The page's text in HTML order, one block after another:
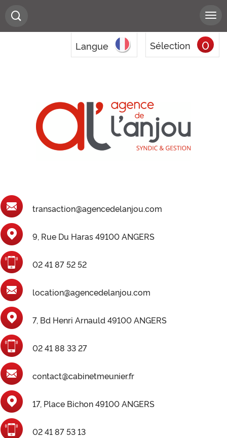
Langue Sélection 0
transaction@agencedelanjou.com
9, Rue Du Haras 49100 ANGERS
02 41 87 52 52
location@agencedelanjou.com
7, Bd Henri Arnauld 49100 ANGERS
02 41 88 33 27
contact@cabinetmeunier.fr
17, Place Bichon 49100 ANGERS
02 41 87 53 13